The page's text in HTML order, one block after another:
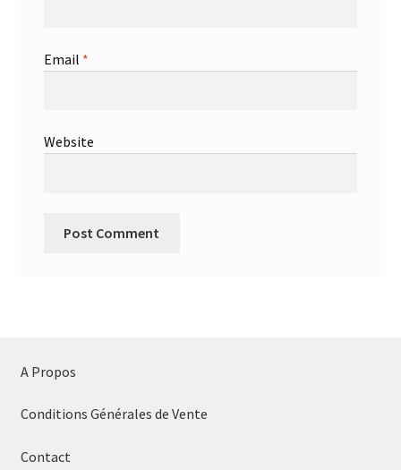
Email *
Website
A Propos
Conditions Générales de Vente
Contact